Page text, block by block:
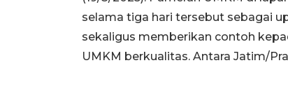
selama tiga hari tersebut sebagai
sekaligus memberikan contoh
UMKM berkualitas. Antara Jatim/